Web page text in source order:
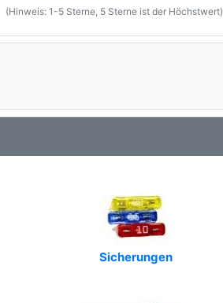
(Hinweis: 1-5 Sterne, 5 Sterne ist der Höchstwert)
Sicherungen